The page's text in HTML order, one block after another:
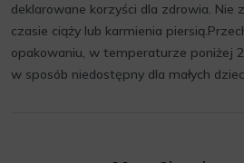
deklarowane korzyści dla zdrowia. Nie
czasie ciąży lub karmienia
opakowaniu, w temperaturze poniżej
w sposób niedostępny dla małych